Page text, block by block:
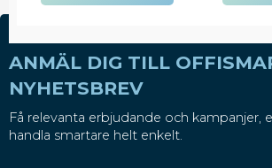
ANMÄL DIG TILL
NYHETSBREV
Få relevanta erbjudande och kampanjer,
handla smartare helt enkelt.